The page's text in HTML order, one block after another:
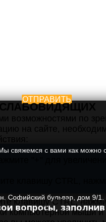
ОТПРАВИТЬ
свяжемся с вами как можно
Софийский бульвар, дом 9/
вопросы,
возможностями по
на сайте,
клавишу CTRL,
компьютерной мыши